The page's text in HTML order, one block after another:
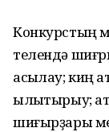
Конкурстың
телендә
асыҡлау; киң
ылыҡтырыу;
шиғырҙары